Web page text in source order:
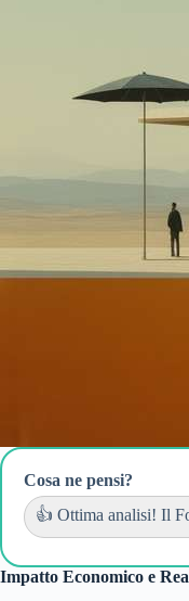
Cosa ne pensi?
👍 Ottima analisi! Il
Impatto Economico e